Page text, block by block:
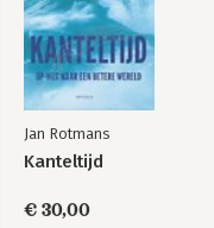
Jan Rotmans
Kanteltijd
€ 30,00